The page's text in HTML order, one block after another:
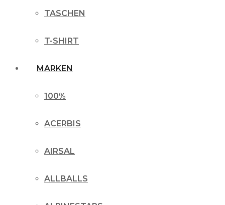
TASCHEN
T-SHIRT
MARKEN
100%
ACERBIS
AIRSAL
ALLBALLS